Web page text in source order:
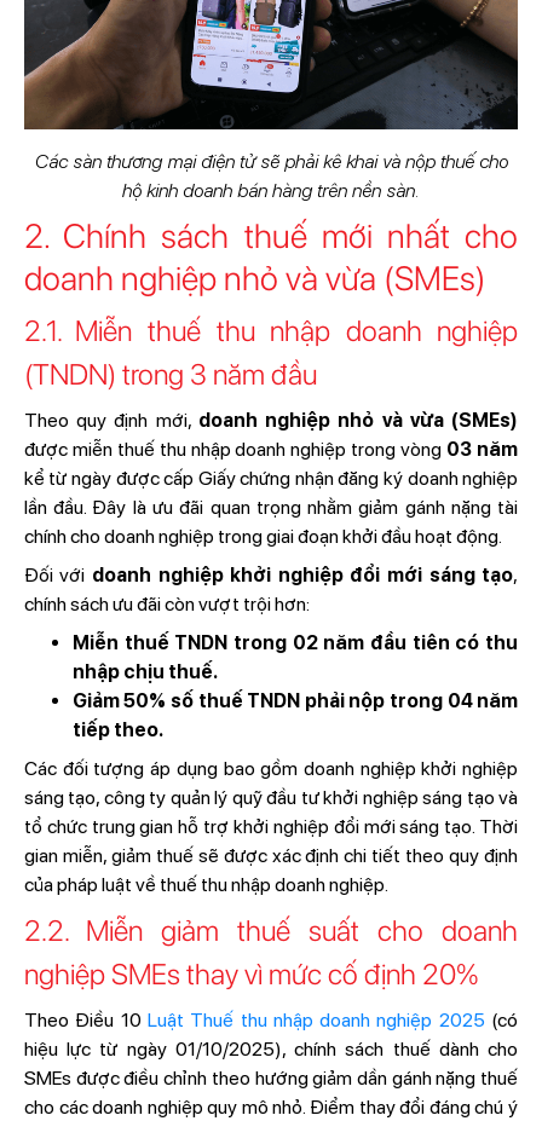
Các sàn thương mại điện tử sẽ phải kê khai và nộp thuế cho
hộ kinh doanh bán hàng trên nền sàn.
2. Chính sách thuế mới nhất cho
doanh nghiệp nhỏ và vừa (SMEs)
2.1. Miễn thuế thu nhập doanh nghiệp
(TNDN) trong 3 năm đầu
Theo quy định mới, doanh nghiệp nhỏ và vừa (SMEs)
được miễn thuế thu nhập doanh nghiệp trong vòng 03 năm
kể từ ngày được cấp Giấy chứng nhận đăng ký doanh nghiệp
lần đầu. Đây là ưu đãi quan trọng nhằm giảm gánh nặng tài
chính cho doanh nghiệp trong giai đoạn khởi đầu hoạt động.
Đối với doanh nghiệp khởi nghiệp đổi mới sáng tạo,
chính sách ưu đãi còn vượt trội hơn:
Miễn thuế TNDN trong 02 năm đầu tiên có thu
nhập chịu thuế.
Giảm 50% số thuế TNDN phải nộp trong 04 năm
tiếp theo.
Các đối tượng áp dụng bao gồm doanh nghiệp khởi nghiệp
sáng tạo, công ty quản lý quỹ đầu tư khởi nghiệp sáng tạo và
tổ chức trung gian hỗ trợ khởi nghiệp đổi mới sáng tạo. Thời
gian miễn, giảm thuế sẽ được xác định chi tiết theo quy định
của pháp luật về thuế thu nhập doanh nghiệp.
2.2. Miễn giảm thuế suất cho doanh
nghiệp SMEs thay vì mức cố định 20%
Theo Điều 10 Luật Thuế thu nhập doanh nghiệp 2025 (có
hiệu lực từ ngày 01/10/2025), chính sách thuế dành cho
SMEs được điều chỉnh theo hướng giảm dần gánh nặng thuế
cho các doanh nghiệp quy mô nhỏ. Điểm thay đổi đáng chú ý